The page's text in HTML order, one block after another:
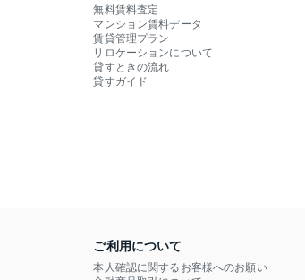
無料賃料査定
マンション賃料データ
賃貸管理プラン
リロケーションについて
貸すときの流れ
貸すガイド
ご利用について
本人確認に関するお客様へのお願い